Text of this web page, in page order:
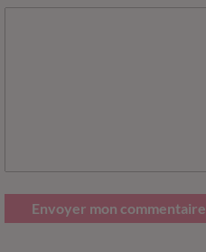
Envoyer mon commentaire